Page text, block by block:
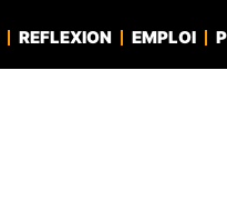
REFLEXION EMPLOI